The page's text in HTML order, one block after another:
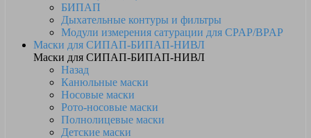
БИПАП
Дыхательные контуры и фильтры
Модули измерения сатурации для CPAP/BPAP
Маски для СИПАП-БИПАП-НИВЛ
Маски для СИПАП-БИПАП-НИВЛ
Назад
Канюльные маски
Носовые маски
Рото-носовые маски
Полнолицевые маски
Детские маски